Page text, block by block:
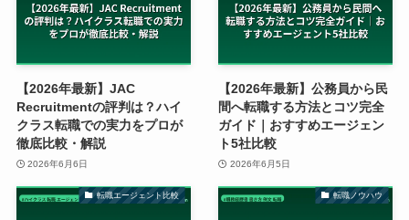
【2026年最新】JAC
Recruitmentの評判は？ハイ
クラス転職での実力をプロが
徹底比較・解説
2026年6月6日
【2026年最新】公務員から民
間へ転職する方法とコツ完全
ガイド｜おすすめエージェン
ト5社比較
2026年6月5日
転職エージェント比較 転職ノウハウ